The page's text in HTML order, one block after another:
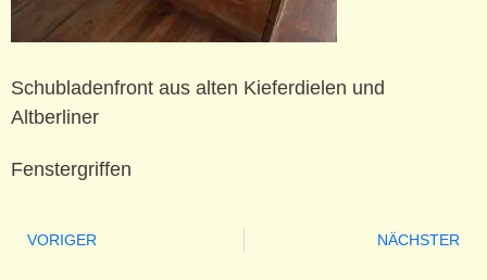
Schubladenfront aus alten Kieferdielen und
Altberliner
Fenstergriffen
VORIGER NÄCHSTER